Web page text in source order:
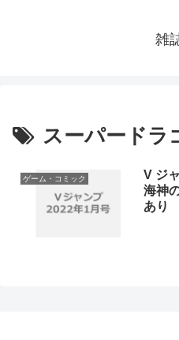
雑
スーパードラ
ゲーム・コミック
V ジ
海神
あり